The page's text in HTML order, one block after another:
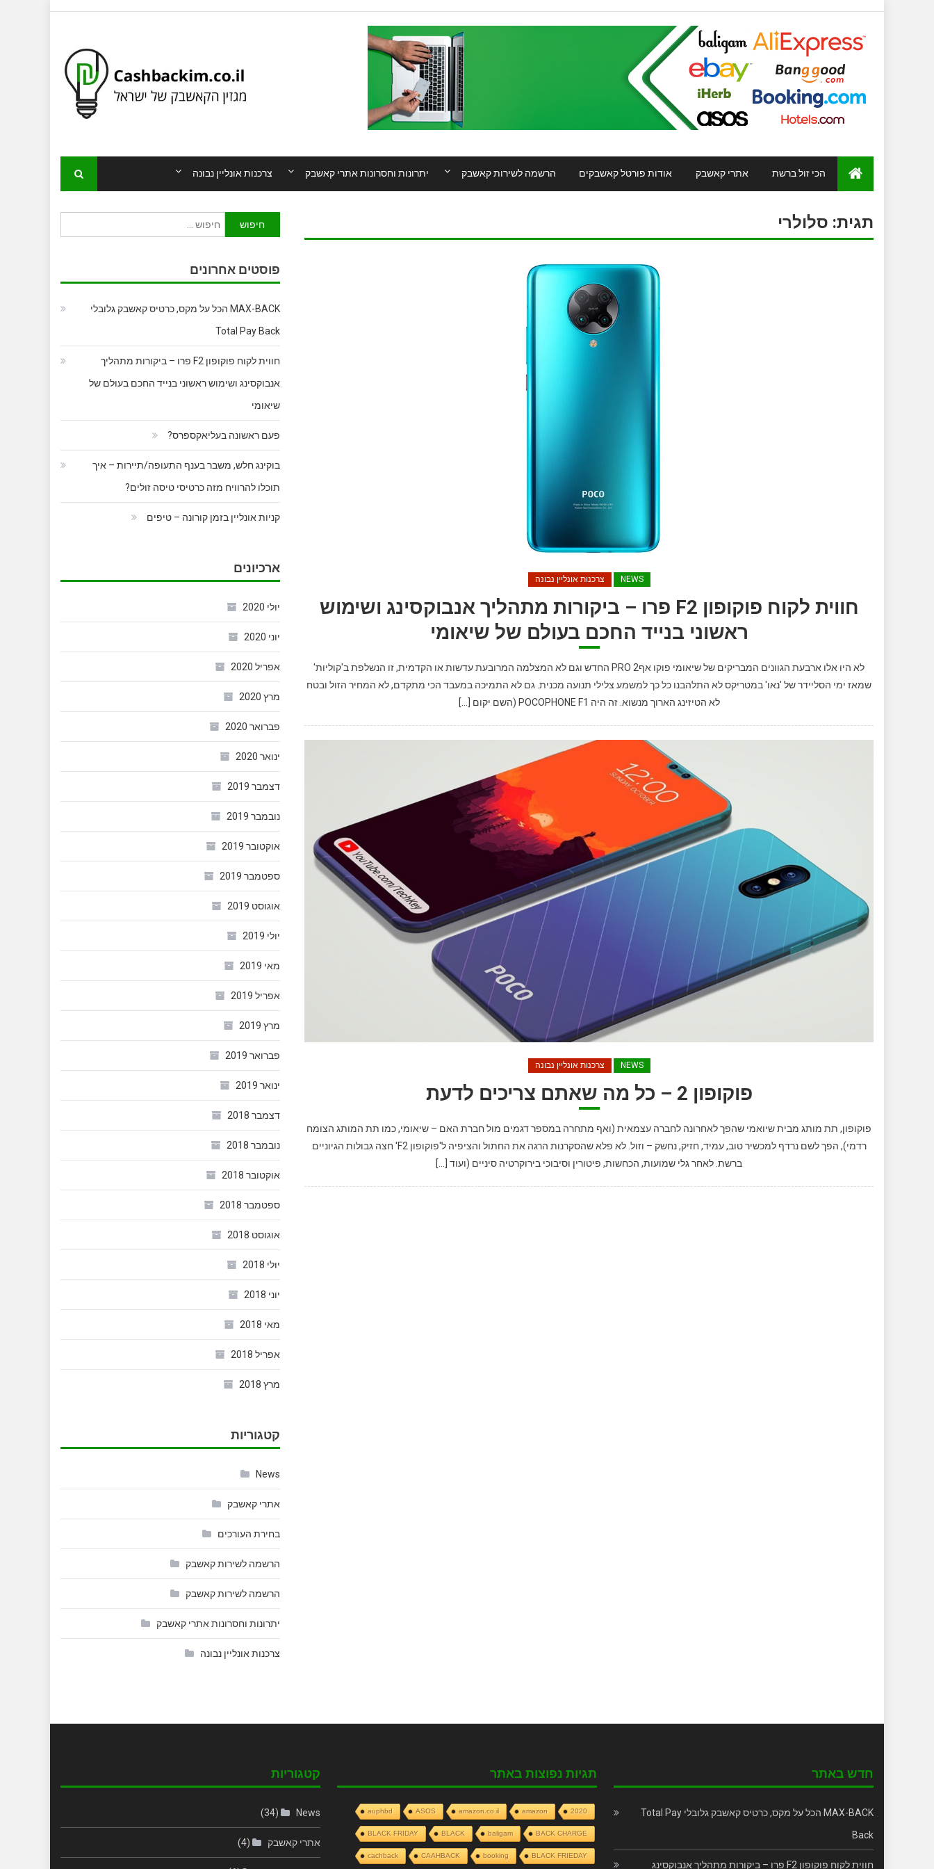
צרכנות אונליין נבונה יתרונות וחסרונות אתרי קאשבק הרשמה לשירות קאשבק אודות פורטל קאשבקים אתרי קאשבק הכי זול ברשת
תגית: סלולרי
NEWS צרכנות אונליין נבונה
חווית לקוח פוקופון F2 פרו – ביקורות מתהליך אנבוקסינג ושימוש
ראשוני בנייד החכם בעולם של שיאומי
לא היו אלו ארבעת הגוונים המבריקים של שיאומי פוקו אף2 PRO החדש וגם לא המצלמה המרובעת עדשות או הקדמית, זו הנשלפת ב'קוליות'
שמאז ימי הסליידר של 'נאו' במטריקס לא התלהבנו כל כך למשמע צלילי תנועה מכנית. גם לא התמיכה במעבד הכי מתקדם, לא המחיר הזול ובטח
לא הטיזינג הארוך מנשוא. זה היה POCOPHONE F1 (השם יקום […]
NEWS צרכנות אונליין נבונה
פוקופון 2 – כל מה שאתם צריכים לדעת
פוקופון, תת מותג מבית שיואמי שהפך לאחרונה לחברה עצמאית (ואף מתחרה במספר דגמים מול חברת האם – שיאומי, כמו תת המותג הצומח
רדמי), הפך לשם נרדף למכשיר טוב, עמיד, חזיק, נחשק – וזול. לא פלא שהסקרנות הרגה את החתול והציפיה ל'פוקופון F2' חצה גבולות הגיוניים
ברשת. לאחר גלי שמועות, הכחשות, פיטורין וסיבוכי בירוקרטיה סיניים (ועוד […]
חיפוש:
פוסטים אחרונים
MAX-BACK הכל על מקס, כרטיס קאשבק גלובלי
Total Pay Back
חווית לקוח פוקופון F2 פרו – ביקורות מתהליך
אנבוקסינג ושימוש ראשוני בנייד החכם בעולם של
שיאומי
פעם ראשונה בעליאקספרס?
בוקינג חלש, משבר בענף התעופה/תיירות – איך
תוכלו להרוויח מזה כרטיסי טיסה זולים?
קניות אונליין בזמן קורונה – טיפים
ארכיונים
יולי 2020
יוני 2020
אפריל 2020
מרץ 2020
פברואר 2020
ינואר 2020
דצמבר 2019
נובמבר 2019
אוקטובר 2019
ספטמבר 2019
אוגוסט 2019
יולי 2019
מאי 2019
אפריל 2019
מרץ 2019
פברואר 2019
ינואר 2019
דצמבר 2018
נובמבר 2018
אוקטובר 2018
ספטמבר 2018
אוגוסט 2018
יולי 2018
יוני 2018
מאי 2018
אפריל 2018
מרץ 2018
קטגוריות
News
אתרי קאשבק
בחירת העורכים
הרשמה לשירות קאשבק
הרשמה לשירות קאשבק
יתרונות וחסרונות אתרי קאשבק
צרכנות אונליין נבונה
קטגוריות
News
(34)
אתרי קאשבק (4)
תגיות נפוצות באתר
2020
amazon
amazon.co.il
ASOS
auphbd
BACK CHARGE
baligam
BLACK
BLACK FRIDAY
BLACK FRIEDAY
booking
CAAHBACK
cachback
חדש באתר
MAX-BACK הכל על מקס, כרטיס קאשבק גלובלי Total Pay
Back
חווית לקוח פוקופון F2 פרו – ביקורות מתהליך אנבוקסינג